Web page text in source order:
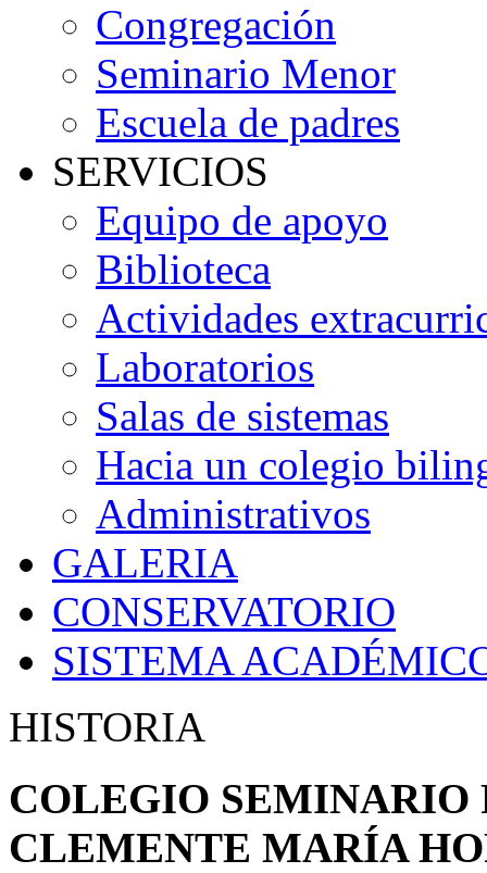
Congregación
Seminario Menor
Escuela de padres
SERVICIOS
Equipo de apoyo
Biblioteca
Actividades
Laboratorios
Salas de sistemas
Hacia un colegio
Administrativos
GALERIA
CONSERVATORIO
SISTEMA
HISTORIA
COLEGIO SEMINARIO
CLEMENTE MARÍA